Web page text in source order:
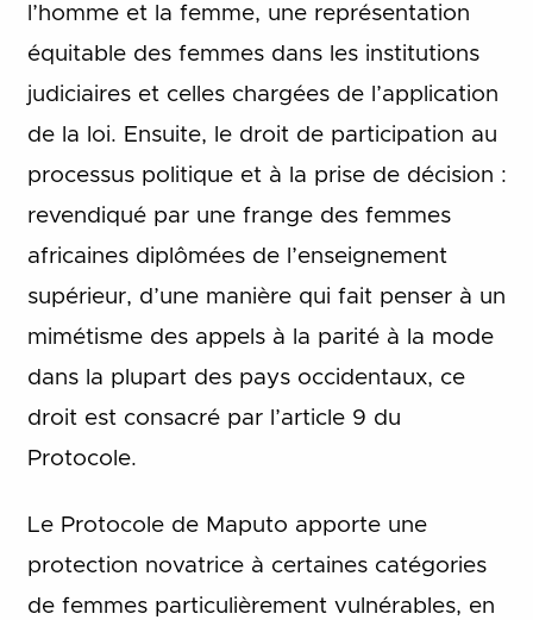
l’homme et la femme, une représentation
équitable des femmes dans les institutions
judiciaires et celles chargées de l’application
de la loi. Ensuite, le droit de participation au
processus politique et à la prise de décision :
revendiqué par une frange des femmes
africaines diplômées de l’enseignement
supérieur, d’une manière qui fait penser à un
mimétisme des appels à la parité à la mode
dans la plupart des pays occidentaux, ce
droit est consacré par l’article 9 du
Protocole.
Le Protocole de Maputo apporte une
protection novatrice à certaines catégories
de femmes particulièrement vulnérables, en